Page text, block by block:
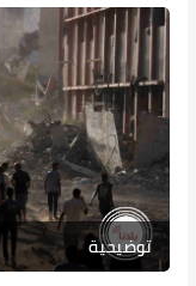
توضيحية